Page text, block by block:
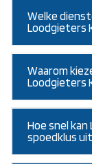
Welke
Loodgieters
Waarom
Loodgieters
Hoe snel
spoedklus